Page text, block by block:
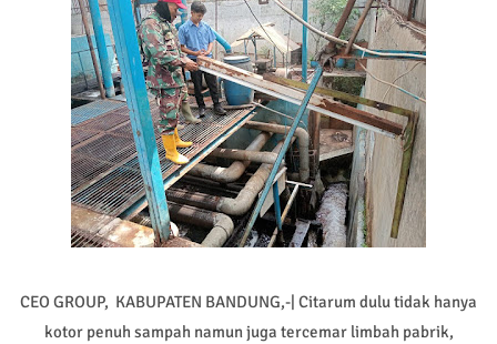
CEO GROUP, KABUPATEN BANDUNG,-| Citarum dulu tidak hanya
kotor penuh sampah namun juga tercemar limbah pabrik,